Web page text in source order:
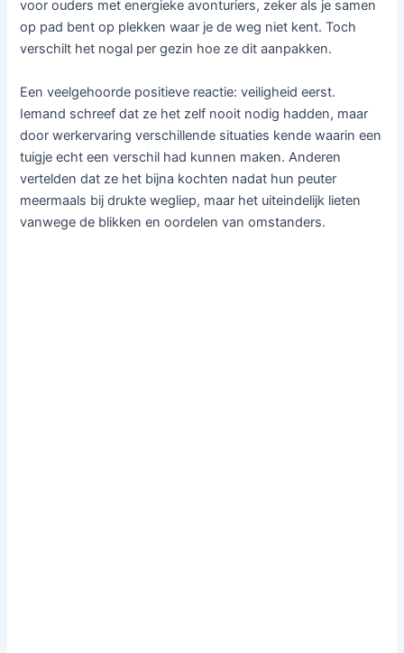
voor ouders met energieke avonturiers, zeker als je samen
op pad bent op plekken waar je de weg niet kent. Toch
verschilt het nogal per gezin hoe ze dit aanpakken.
Een veelgehoorde positieve reactie: veiligheid eerst.
Iemand schreef dat ze het zelf nooit nodig hadden, maar
door werkervaring verschillende situaties kende waarin een
tuigje echt een verschil had kunnen maken. Anderen
vertelden dat ze het bijna kochten nadat hun peuter
meermaals bij drukte wegliep, maar het uiteindelijk lieten
vanwege de blikken en oordelen van omstanders.